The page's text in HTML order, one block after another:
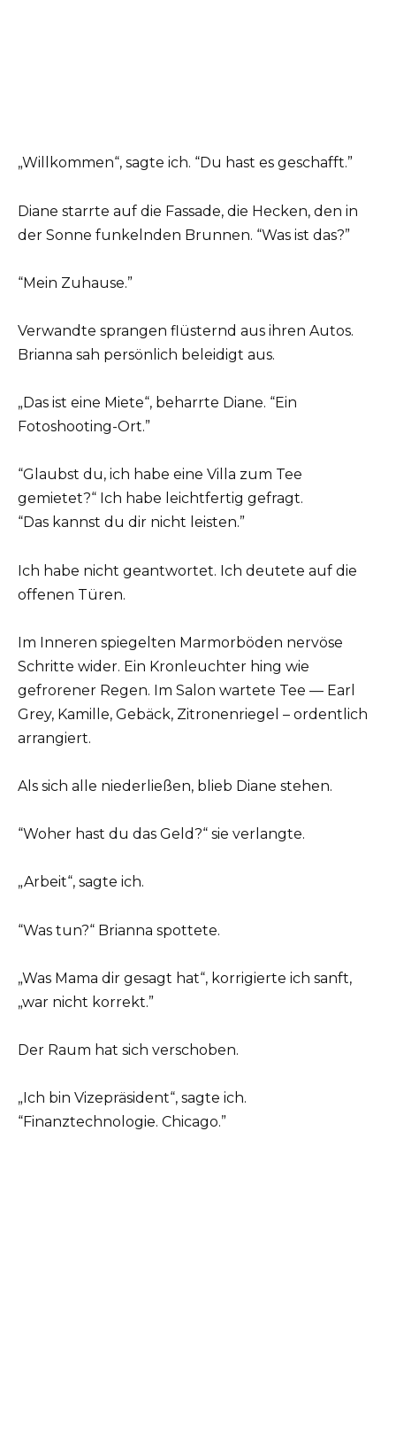
„Willkommen“, sagte ich. “Du hast es geschafft.”
Diane starrte auf die Fassade, die Hecken, den in
der Sonne funkelnden Brunnen. “Was ist das?”
“Mein Zuhause.”
Verwandte sprangen flüsternd aus ihren Autos.
Brianna sah persönlich beleidigt aus.
„Das ist eine Miete“, beharrte Diane. “Ein
Fotoshooting-Ort.”
“Glaubst du, ich habe eine Villa zum Tee
gemietet?“ Ich habe leichtfertig gefragt.
“Das kannst du dir nicht leisten.”
Ich habe nicht geantwortet. Ich deutete auf die
offenen Türen.
Im Inneren spiegelten Marmorböden nervöse
Schritte wider. Ein Kronleuchter hing wie
gefrorener Regen. Im Salon wartete Tee — Earl
Grey, Kamille, Gebäck, Zitronenriegel – ordentlich
arrangiert.
Als sich alle niederließen, blieb Diane stehen.
“Woher hast du das Geld?“ sie verlangte.
„Arbeit“, sagte ich.
“Was tun?“ Brianna spottete.
„Was Mama dir gesagt hat“, korrigierte ich sanft,
„war nicht korrekt.”
Der Raum hat sich verschoben.
„Ich bin Vizepräsident“, sagte ich.
“Finanztechnologie. Chicago.”